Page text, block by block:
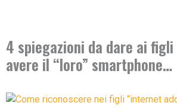
4 spiegazioni da dare ai figli
avere il “loro” smartphone…